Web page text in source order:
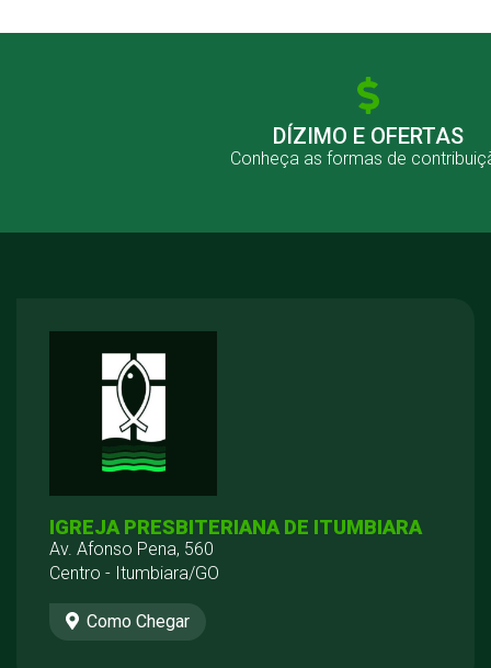
DÍZIMO E OFERTAS
Conheça as formas de
IGREJA PRESBITERIANA DE ITUMBIARA
Av. Afonso Pena, 560
Centro - Itumbiara/GO
Como Chegar